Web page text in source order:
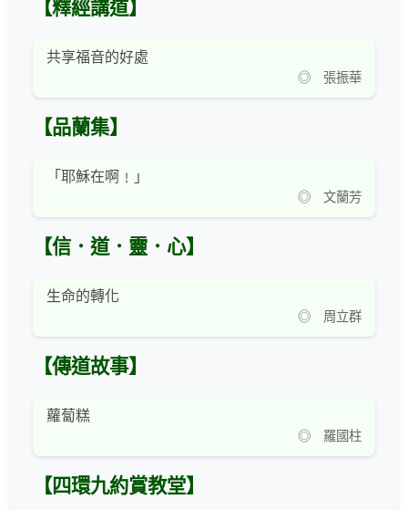
【釋經講道】
共享福音的好處
◎ 張振華
【品蘭集】
「耶穌在啊﹗」
◎ 文蘭芳
【信．道．靈．心】
生命的轉化
◎ 周立群
【傳道故事】
蘿蔔糕
◎ 羅國柱
【四環九約賞教堂】